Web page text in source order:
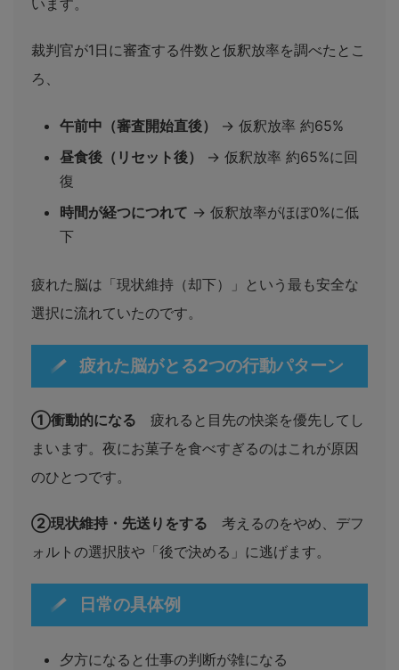
います。
裁判官が1日に審査する件数と仮釈放率を調べたとこ
ろ、
午前中（審査開始直後）
→ 仮釈放率 約65%
昼食後（リセット後）
→ 仮釈放率 約65%に回
復
時間が経つにつれて → 仮釈放率がほぼ0%に低
下
疲れた脳は「現状維持（却下）」という最も安全な
選択に流れていたのです。
疲れた脳がとる2つの行動パターン
①衝動的になる 疲れると目先の快楽を優先してし
まいます。夜にお菓子を食べすぎるのはこれが原因
のひとつです。
②現状維持・先送りをする 考えるのをやめ、デフ
ォルトの選択肢や「後で決める」に逃げます。
日常の具体例
夕方になると仕事の判断が雑になる